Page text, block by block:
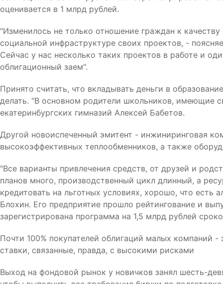
оценивается в 1 млрд рублей.
"Изменилось не только отношение граждан к
социальной инфраструктуре своих проектов, -
Сейчас у нас несколько таких проектов в работе и
облигационный заем".
Принято считать, что вкладывать деньги в
делать. "В основном родители школьников, имеющие
екатеринбургских гимназий Алексей Бабетов.
Другой новоиспеченный эмитент - инжиниринговая
высокоэффективных теплообменников, а также
"Все варианты привлечения средств, от друзей и
планов много, производственный цикл длинный, а
кредитовать на льготных условиях, хорошо, что есть
Блохин. Его предприятие прошло рейтингование и
зарегистрирована программа на 1,5 млрд рублей
Почти 100% покупателей облигаций малых компаний
ставки, связанные, правда, с высокими рисками
Выход на фондовой рынок у новичков занял шесть-